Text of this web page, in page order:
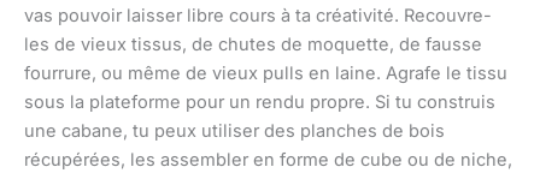
vas pouvoir laisser libre cours à ta créativité. Recouvre-
les de vieux tissus, de chutes de moquette, de fausse
fourrure, ou même de vieux pulls en laine. Agrafe le tissu
sous la plateforme pour un rendu propre. Si tu construis
une cabane, tu peux utiliser des planches de bois
récupérées, les assembler en forme de cube ou de niche,